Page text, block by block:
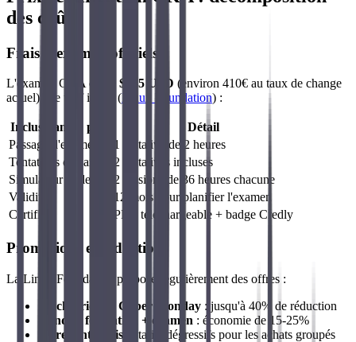
des coûts
Frais d'examen officiels
L'examen CKA coûte $445 USD (environ 410€ au taux de change
actuel). Ce tarif inclut (Linux Foundation) :
Inclus dans le prix
Détail
Passage d'examen
1 tentative de 2 heures
Tentatives d'examen
2 tentatives incluses
Simulateur Killer.sh
2 sessions de 36 heures chacune
Validité
12 mois pour planifier l'examen
Certificat
PDF téléchargeable + badge Credly
Promotions et réductions
La Linux Foundation propose régulièrement des offres :
Black Friday / Cyber Monday : jusqu'à 40% de réduction
Bundles formation + examen : économie de 15-25%
Offres entreprise
: tarifs dégressifs pour les achats groupés